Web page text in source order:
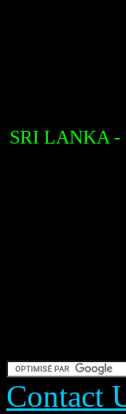
SRI LANKA
Contact